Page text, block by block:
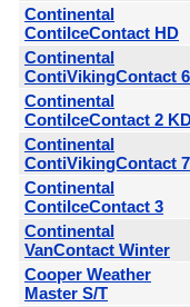
Continental
ContiIceContact HD
Continental
ContiVikingContact 6
Continental
ContiIceContact 2
Continental
ContiVikingContact 7
Continental
ContiIceContact 3
Continental
VanContact Winter
Cooper Weather
Master S/T